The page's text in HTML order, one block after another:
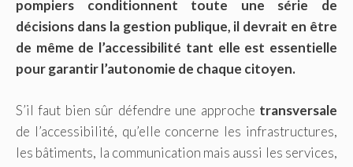
pompiers conditionnent toute une série de
décisions dans la gestion publique, il devrait en être
de même de l’accessibilité tant elle est essentielle
pour garantir l’autonomie de chaque citoyen.
S’il faut bien sûr défendre une approche transversale
de l’accessibilité, qu’elle concerne les infrastructures,
les bâtiments, la communication mais aussi les services,